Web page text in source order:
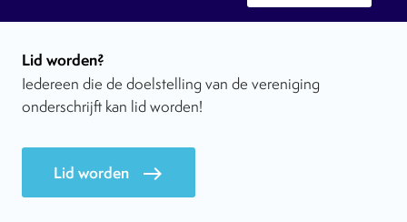
Lid worden?
Iedereen die de doelstelling van de vereniging
onderschrijft kan lid worden!
Lid worden east